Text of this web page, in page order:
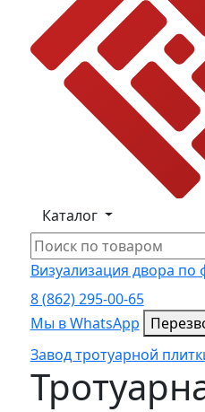
Каталог
Визуализация двора по
8 (862) 295-00-65
Мы в WhatsApp
Мы в
Завод тротуарной